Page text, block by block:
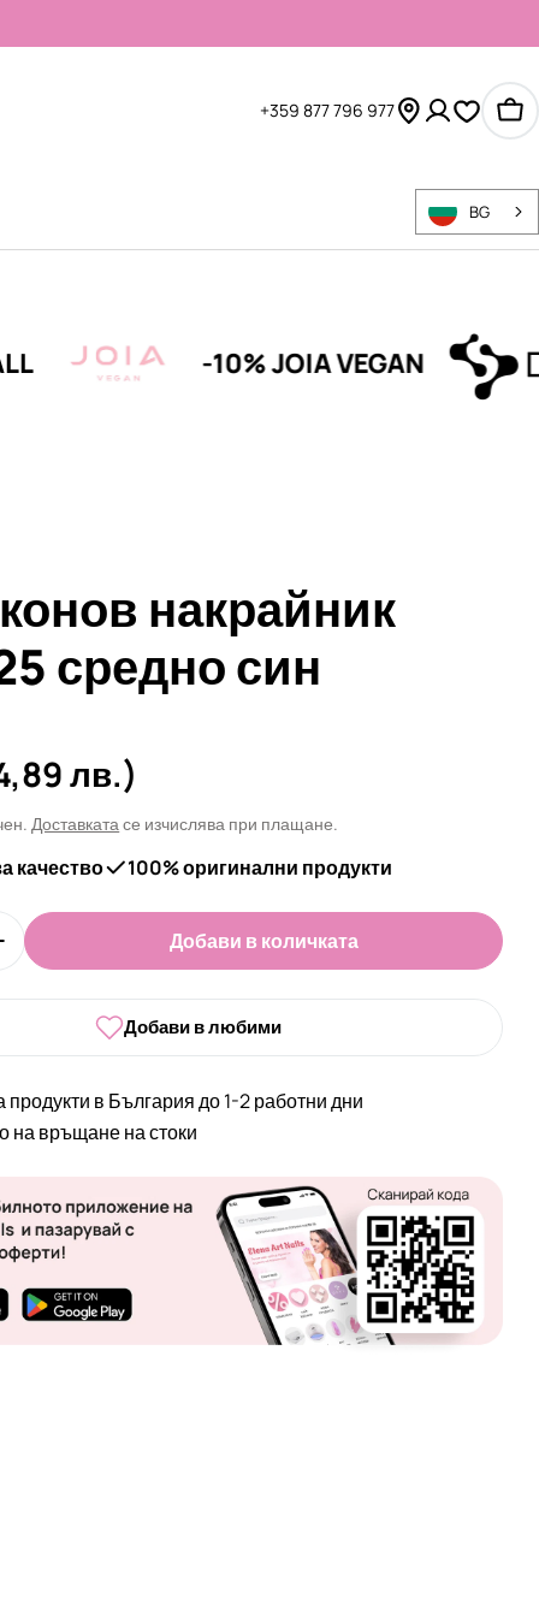
+359 877 796 977
BG
-10% JOIA VEGAN
накрайник
средно син
лв.)
Доставкатасе изчислява при плащане.
качество 100% оригинални продукти
за Силиконов накрайник SR2125
количеството за Силиконов накрайник
Добави в количката
Добави в любими
продукти в България до 1-2 работни дни
на връщане на стоки